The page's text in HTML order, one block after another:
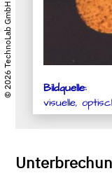
© 2026 TechnoLab GmbH
Bildquelle:
visuelle,